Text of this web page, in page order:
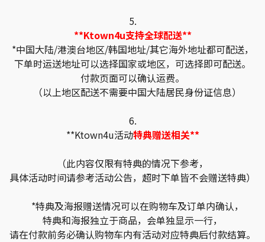
5.
**Ktown4u支持全球配送**
*中国大陆/港澳台地区/韩国地址/其它海外地址都可配送，
下单时运送地址可以选择国家或地区，可选择即可配送。
付款页面可以确认运费。
（以上地区配送不需要中国大陆居民身份证信息）
6.
**Ktown4u活动特典赠送相关**
（此内容仅限有特典的情况下参考，
具体活动时间请参考活动公告，超时下单皆不会赠送特典）
*特典及海报赠送情况可以在购物车及订单内确认，
特典和海报独立于商品，会单独显示一行，
请在付款前务必确认购物车内有活动对应特典后付款结算。